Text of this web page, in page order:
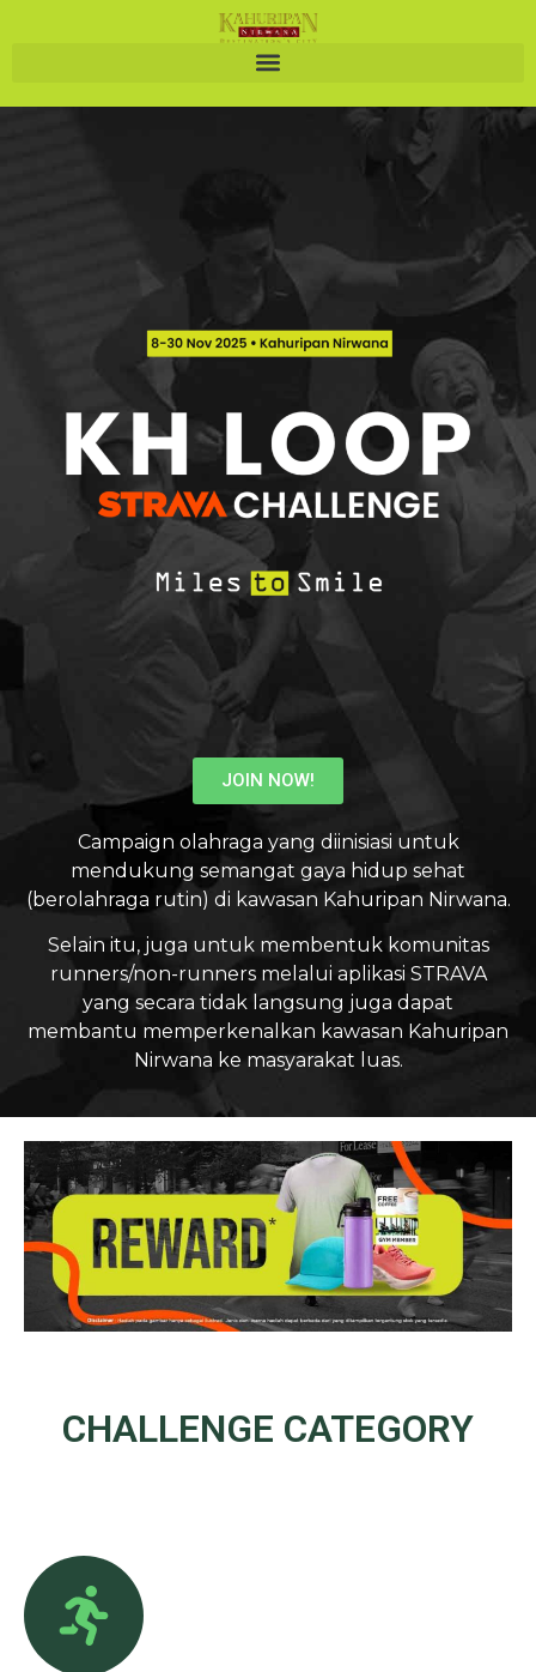
JOIN NOW!
Campaign olahraga yang diinisiasi untuk
mendukung semangat gaya hidup sehat
(berolahraga rutin) di kawasan Kahuripan Nirwana.
Selain itu, juga untuk membentuk komunitas
runners/non-runners melalui aplikasi STRAVA
yang secara tidak langsung juga dapat
membantu memperkenalkan kawasan Kahuripan
Nirwana ke masyarakat luas.
CHALLENGE CATEGORY